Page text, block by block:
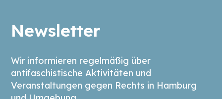
Newsletter
Wir informieren regelmäßig über
antifaschistische Aktivitäten und
Veranstaltungen gegen Rechts in Hamburg